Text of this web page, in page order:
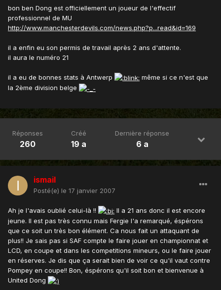
bon ben Dong est officiellement un joueur de l'effectif
professionnel de MU
http://www.manchesterdevils.com/news.php?p...read&id=169
il a enfin eu son permis de travail après 2 ans d'attente.
il aura le numéro 21
il a eu de bonnes stats à Antwerp
même si ce n'est que
la 2ème division belge
Réponses
260
Créé
19 a
Dernière réponse
6 a
ismail
Posté(e) le 17 janvier 2007
Ah je l'avais oublié celui-là !!
Il a 21 ans donc il est encore
jeune. Il est pas très connu mais Fergie l'a remarqué, éspérons
que ce soit un très bon élément. Ca nous fait un attaquant de
plus!! Je sais pas si SAF compte le faire jouer en championnat et
LCD, en coupe et dans les competitions mineurs, ou le faire jouer
en réserves. Je dis que ça serait bien de voir ce qu'il vaut contre
Pompey en coupe!! Bon, éspérons qu'il soit bon et bienvenue à
United Dong